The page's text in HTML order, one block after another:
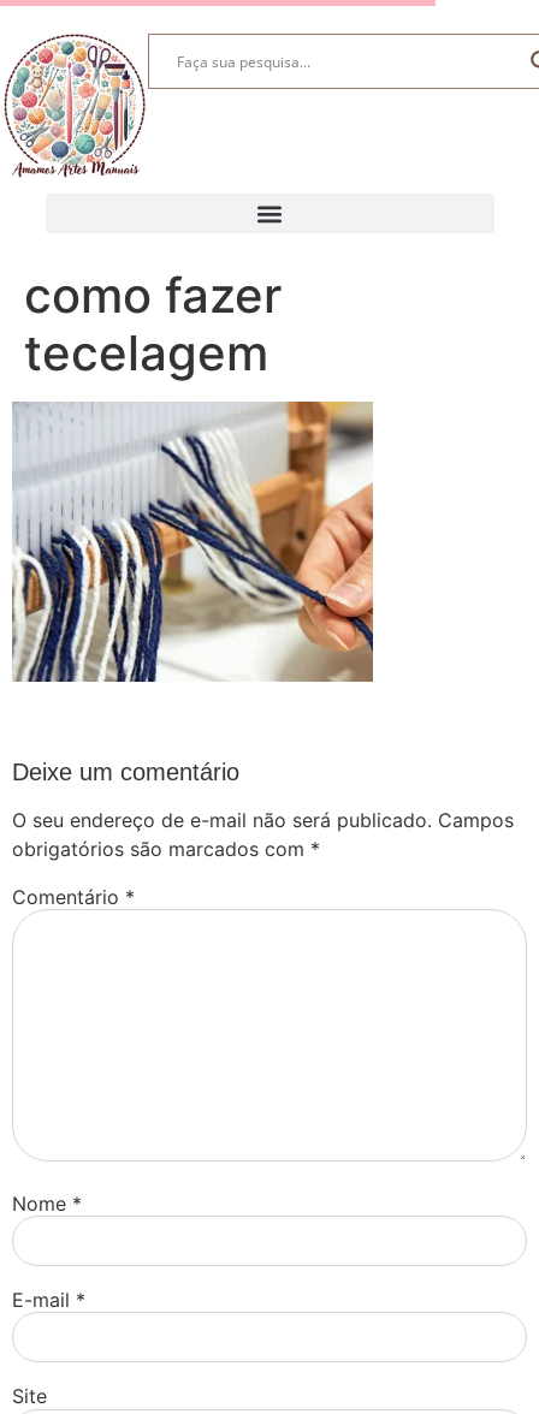
como fazer
tecelagem
Deixe um comentário
O seu endereço de e-mail não será publicado. Campos
obrigatórios são marcados com *
Comentário *
Nome *
E-mail *
Site